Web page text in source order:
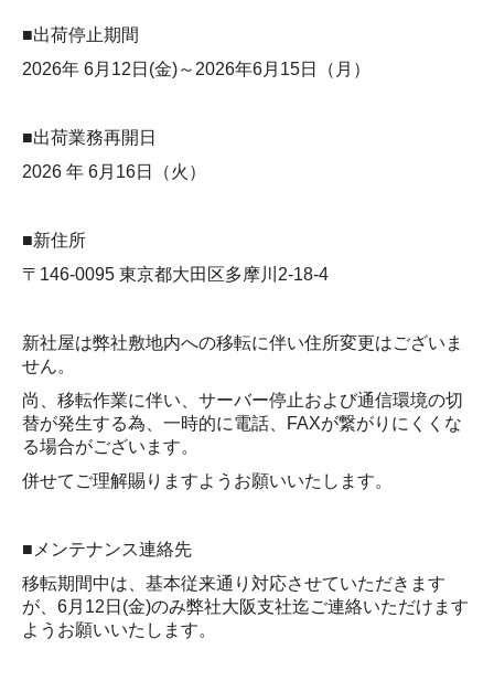
働きやすさへの取組
スタッフインタビュー
お問い合わせ
■出荷停止期間
2026年 6月12日(金)～2026年6月15日（月）
■出荷業務再開日
2026 年 6月16日（火）
■新住所
〒146-0095 東京都大田区多摩川2‐18‐4
新社屋は弊社敷地内への移転に伴い住所変更はございま
せん。
尚、移転作業に伴い、サーバー停止および通信環境の切
替が発生する為、一時的に電話、FAXが繋がりにくくな
る場合がございます。
併せてご理解賜りますようお願いいたします。
■メンテナンス連絡先
移転期間中は、基本従来通り対応させていただきます
が、6月12日(金)のみ弊社大阪支社迄ご連絡いただけます
ようお願いいたします。